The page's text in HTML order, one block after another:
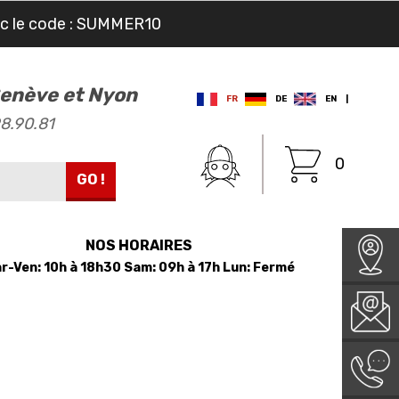
le code : SUMMER10
et Nyon
GO !
FR DE EN
0
NOS HORAIRES
Ven: 10h à 18h30 Sam: 09h à 17h Lun: Fermé